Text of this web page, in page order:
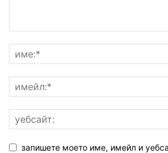
запишете моето име, имейл и